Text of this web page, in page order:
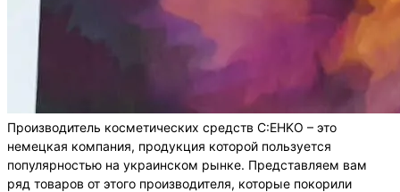
Производитель косметических средств C:EHKO – это
немецкая компания, продукция которой пользуется
популярностью на украинском рынке. Представляем вам
ряд товаров от этого производителя, которые покорили